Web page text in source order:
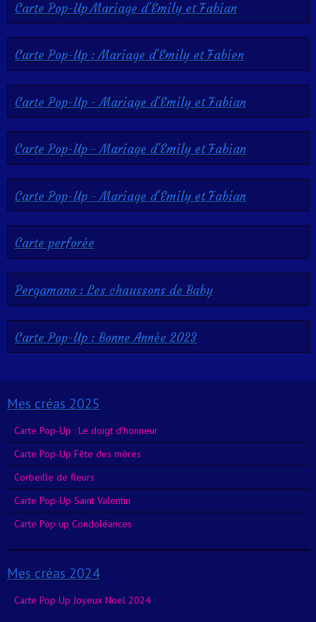
Carte Pop-Up Mariage d'Emily et Fabian
Carte Pop-Up : Mariage d'Emily et Fabien
Carte Pop-Up - Mariage d'Emily et Fabian
Carte Pop-Up - Mariage d'Emily et Fabian
Carte Pop-Up - Mariage d'Emily et Fabian
Carte perforée
Pergamano : Les chaussons de Baby
Carte Pop-Up : Bonne Année 2023
Mes créas 2025
Carte Pop-Up : Le doigt d'honneur
Carte Pop-Up Fête des mères
Corbeille de fleurs
Carte Pop-Up Saint Valentin
Carte Pop up Condoléances
Mes créas 2024
Carte Pop Up Joyeux Noel 2024